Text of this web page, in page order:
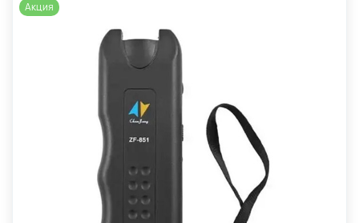
Акция